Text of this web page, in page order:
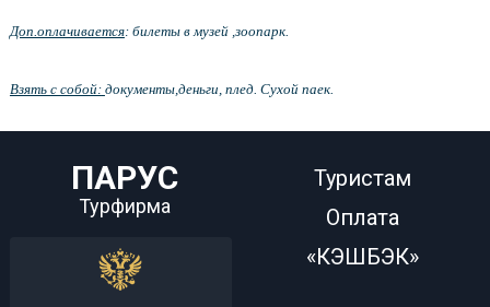
Доп.оплачивается: билеты в музей ,зоопарк.
Взять с собой: документы,деньги, плед. Сухой паек.
ПАРУС
Турфирма
Туристам
Оплата
«КЭШБЭК»